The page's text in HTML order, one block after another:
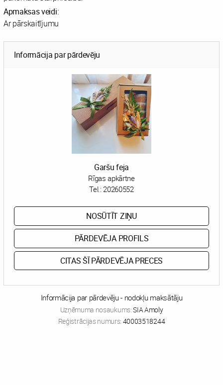
Apmaksas veidi:
Ar pārskaitījumu
Informācija par pārdevēju
Garšu feja
Rīgas apkārtne
Tel.:20260552
NOSŪTĪT ZIŅU
PĀRDEVĒJA PROFILS
CITAS ŠĪ PĀRDEVĒJA PRECES
Informācija par pārdevēju - nodokļu maksātāju
Uzņēmuma nosaukums:SIA Amoly
Reģistrācijas numurs: 40003518244